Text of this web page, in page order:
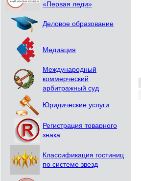
«Первая леди»
Деловое образование
Медиация
Международный
коммерческий
арбитражный суд
Юридические услуги
Регистрация товарного
знака
Классификация гостиниц
по системе звезд